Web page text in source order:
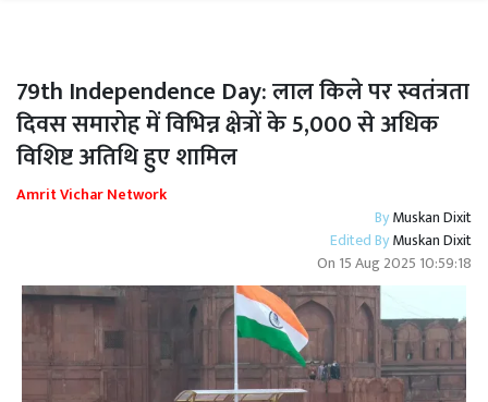
79th Independence Day: लाल किले पर स्वतंत्रता
दिवस समारोह में विभिन्न क्षेत्रों के 5,000 से अधिक
विशिष्ट अतिथि हुए शामिल
Amrit Vichar Network
ByMuskan Dixit
Edited ByMuskan Dixit
On 15 Aug 2025 10:59:18